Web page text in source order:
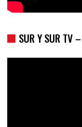
SUR Y SUR TV